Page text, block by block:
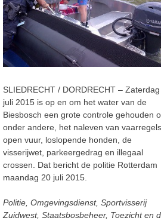
SLIEDRECHT / DORDRECHT –
juli 2015 is op en om het water van de
Biesbosch een grote controle gehouden
onder andere, het naleven van
open vuur, loslopende honden, de
visserijwet, parkeergedrag en illegaal
crossen. Dat bericht de politie Rotterdam
maandag 20 juli 2015.
Politie, Omgevingsdienst, Sportvisserij
Zuidwest, Staatsbosbeheer, Toezicht en